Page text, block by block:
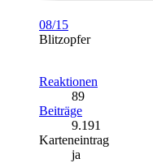
08/15
Blitzopfer
Reaktionen
89
Beiträge
9.191
Karteneintrag
ja